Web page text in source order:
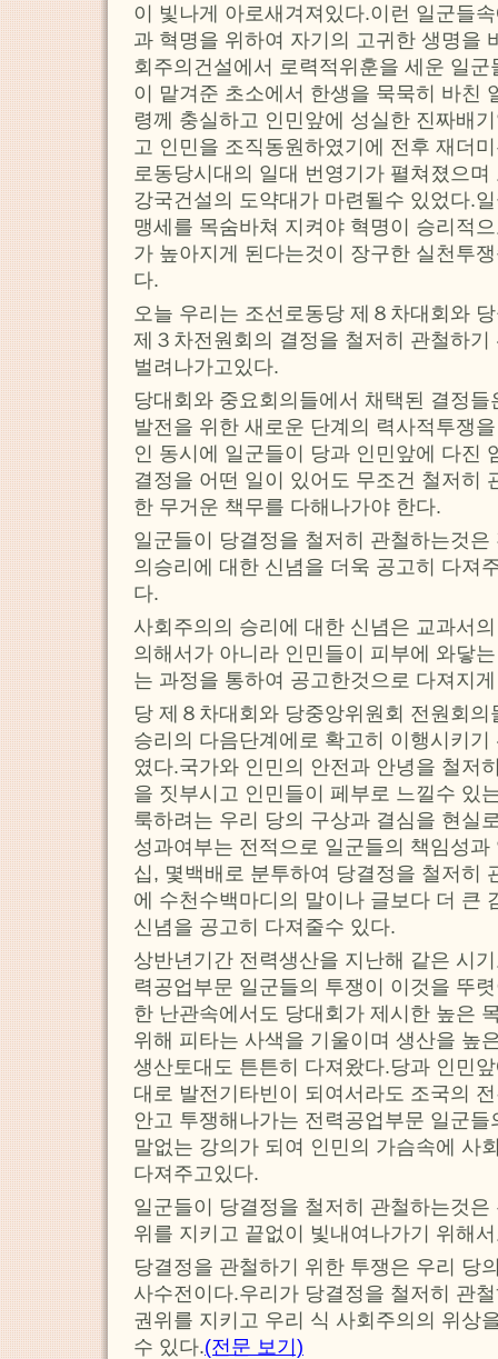
이 빛나게 아로새겨져있다.이런 일군들
과 혁명을 위하여 자기의 고귀한 생명을
회주의건설에서 로력적위훈을 세운 일
이 맡겨준 초소에서 한생을 묵묵히 바친
령께 충실하고 인민앞에 성실한 진짜배
고 인민을 조직동원하였기에 전후 재더
로동당시대의 일대 번영기가 펼쳐졌으
강국건설의 도약대가 마련될수 있었다.
맹세를 목숨바쳐 지켜야 혁명이 승리적
가 높아지게 된다는것이 장구한 실천투
다.
오늘 우리는 조선로동당 제８차대회와
제３차전원회의 결정을 철저히 관철하
벌려나가고있다.
당대회와 중요회의들에서 채택된 결정
발전을 위한 새로운 단계의 력사적투쟁
인 동시에 일군들이 당과 인민앞에 다진
결정을 어떤 일이 있어도 무조건 철저히
한 무거운 책무를 다해나가야 한다.
일군들이 당결정을 철저히 관철하는것
의승리에 대한 신념을 더욱 공고히 다져
다.
사회주의의 승리에 대한 신념은 교과서
의해서가 아니라 인민들이 피부에 와닿
는 과정을 통하여 공고한것으로 다져지
당 제８차대회와 당중앙위원회 전원회
승리의 다음단계에로 확고히 이행시키
였다.국가와 인민의 안전과 안녕을 철저
을 짓부시고 인민들이 페부로 느낄수 있
룩하려는 우리 당의 구상과 결심을 현실
성과여부는 전적으로 일군들의 책임성
십, 몇백배로 분투하여 당결정을 철저히
에 수천수백마디의 말이나 글보다 더 큰
신념을 공고히 다져줄수 있다.
상반년기간 전력생산을 지난해 같은 시
력공업부문 일군들의 투쟁이 이것을 뚜
한 난관속에서도 당대회가 제시한 높은
위해 피타는 사색을 기울이며 생산을 높
생산토대도 튼튼히 다져왔다.당과 인민
대로 발전기타빈이 되여서라도 조국의
안고 투쟁해나가는 전력공업부문 일군
말없는 강의가 되여 인민의 가슴속에 사
다져주고있다.
일군들이 당결정을 철저히 관철하는것
위를 지키고 끝없이 빛내여나가기 위해
당결정을 관철하기 위한 투쟁은 우리 당
사수전이다.우리가 당결정을 철저히 관
권위를 지키고 우리 식 사회주의의 위상
수 있다.(전문 보기)